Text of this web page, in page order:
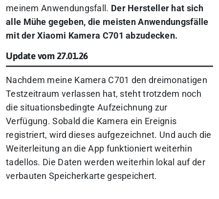
meinem Anwendungsfall. Der Hersteller hat sich
alle Mühe gegeben, die meisten Anwendungsfälle
mit der Xiaomi Kamera C701 abzudecken.
Update vom 27.01.26
Nachdem meine Kamera C701 den dreimonatigen
Testzeitraum verlassen hat, steht trotzdem noch
die situationsbedingte Aufzeichnung zur
Verfügung. Sobald die Kamera ein Ereignis
registriert, wird dieses aufgezeichnet. Und auch die
Weiterleitung an die App funktioniert weiterhin
tadellos. Die Daten werden weiterhin lokal auf der
verbauten Speicherkarte gespeichert.